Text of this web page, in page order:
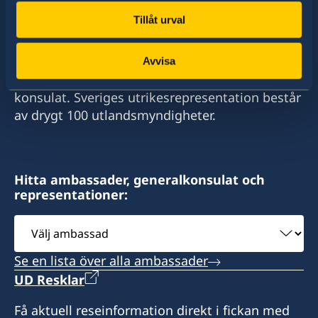
Tillåt urval
Avvisa
Sverige har diplomatiska förbindelser med i
stort sett alla stater i världen. I ungefär hälften
av dessa stater har Sverige ambassader och
konsulat. Sveriges utrikesrepresentation består
av drygt 100 utlandsmyndigheter.
Hitta ambassader, generalkonsulat och
representationer:
Välj
ambassad
Se en lista över alla ambassader
UD Resklar
Få aktuell reseinformation direkt i fickan med